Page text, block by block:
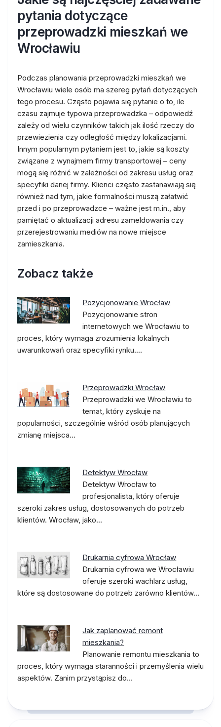
pytania dotyczące
przeprowadzki mieszkań we
Wrocławiu
Podczas planowania przeprowadzki mieszkań we
Wrocławiu wiele osób ma szereg pytań dotyczących
tego procesu. Często pojawia się pytanie o to, ile
czasu zajmuje typowa przeprowadzka – odpowiedź
zależy od wielu czynników takich jak ilość rzeczy do
przewiezienia czy odległość między lokalizacjami.
Innym popularnym pytaniem jest to, jakie są koszty
związane z wynajmem firmy transportowej – ceny
mogą się różnić w zależności od zakresu usług oraz
specyfiki danej firmy. Klienci często zastanawiają się
również nad tym, jakie formalności muszą załatwić
przed i po przeprowadzce – ważne jest m.in., aby
pamiętać o aktualizacji adresu zameldowania czy
przerejestrowaniu mediów na nowe miejsce
zamieszkania.
Zobacz także
Pozycjonowanie Wrocław
Pozycjonowanie stron
internetowych we Wrocławiu to
proces, który wymaga zrozumienia lokalnych
uwarunkowań oraz specyfiki rynku.…
Przeprowadzki Wrocław
Przeprowadzki we Wrocławiu to
temat, który zyskuje na
popularności, szczególnie wśród osób planujących
zmianę miejsca…
Detektyw Wrocław
Detektyw Wrocław to
profesjonalista, który oferuje
szeroki zakres usług, dostosowanych do potrzeb
klientów. Wrocław, jako…
Drukarnia cyfrowa Wrocław
Drukarnia cyfrowa we Wrocławiu
oferuje szeroki wachlarz usług,
które są dostosowane do potrzeb zarówno klientów…
Jak zaplanować remont
mieszkania?
Planowanie remontu mieszkania to
proces, który wymaga staranności i przemyślenia wielu
aspektów. Zanim przystąpisz do…